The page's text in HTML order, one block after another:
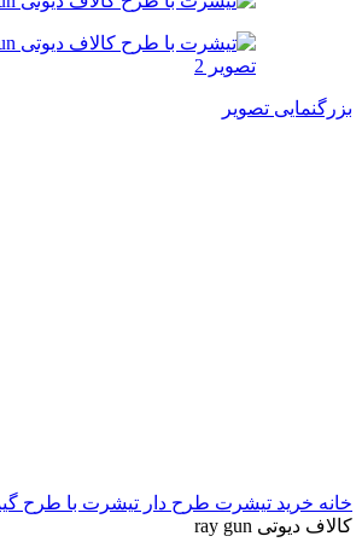
بزرگنمایی تصویر
خانه خرید تیشرت طرح دار تیشرت با طرح
کالاف دیوتی ray gun